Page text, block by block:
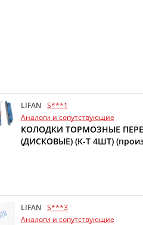
LIFAN
S***1
Аналоги и сопутствующие
КОЛОДКИ ТОРМОЗНЫЕ
(ДИСКОВЫЕ) (К-Т 4ШТ)
LIFAN
S***3
Аналоги и сопутствующие